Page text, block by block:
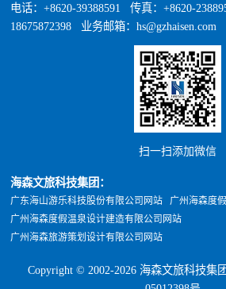
电话：+8620-39388591 传真：+8620-
18675872398 业务邮箱：hs@gzhaisen.com
扫一扫添加微信
海森文旅科技集团：
广东海山游乐科技股份有限公司网站
广州海森度
广州海森度假温泉设计建造有限公司网站
广州海森旅游策划设计有限公司网站
Copyright © 2002-2026 海森文旅科技集